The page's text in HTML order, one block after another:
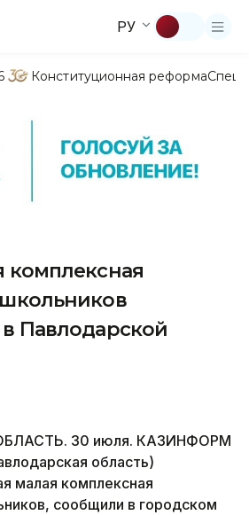
РУ
Конституционная реформа
комплексная
Павлодарской
30 июля. КАЗИНФОРМ
область)
малая комплексная
сообщили в городском